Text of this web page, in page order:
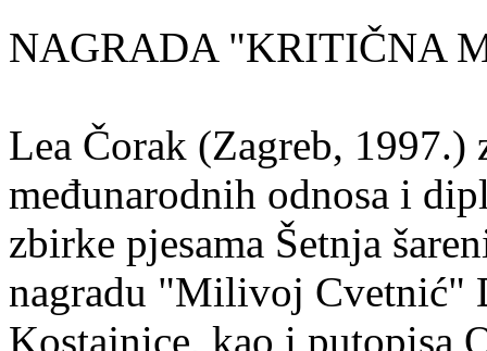
NAGRADA "KRITIČNA
Lea Čorak (Zagreb,
međunarodnih odnosa i
zbirke pjesama Šetnja
nagradu "Milivoj Cvetnić"
Kostajnice, kao i putopisa